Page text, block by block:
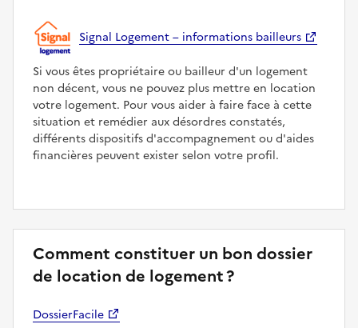
Signal Logement – informations bailleurs
Si vous êtes propriétaire ou bailleur d'un logement
non décent, vous ne pouvez plus mettre en location
votre logement. Pour vous aider à faire face à cette
situation et remédier aux désordres constatés,
différents dispositifs d'accompagnement ou d'aides
financières peuvent exister selon votre profil.
Comment constituer un bon dossier
de location de logement ?
DossierFacile